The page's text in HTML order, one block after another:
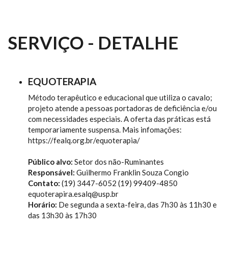
SERVIÇO - DETALHE
EQUOTERAPIA
Método terapêutico e educacional que utiliza o cavalo;
projeto atende a pessoas portadoras de deficiência e/ou
com necessidades especiais. A oferta das práticas está
temporariamente suspensa. Mais infomações:
https://fealq.org.br/equoterapia/
Público alvo: Setor dos não-Ruminantes
Responsável: Guilhermo Franklin Souza Congio
Contato: (19) 3447-6052 (19) 99409-4850
equoterapira.esalq@usp.br
Horário: De segunda a sexta-feira, das 7h30 às 11h30 e
das 13h30 às 17h30